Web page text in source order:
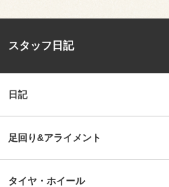
スタッフ日記
日記
足回り&アライメント
タイヤ・ホイール